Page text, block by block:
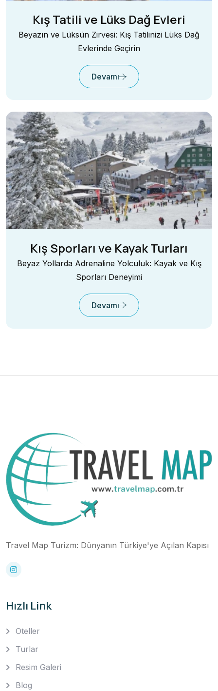
Kış Tatili ve Lüks Dağ Evleri
Beyazın ve Lüksün Zirvesi: Kış Tatilinizi Lüks Dağ
Evlerinde Geçirin
Devamı
Kış Sporları ve Kayak Turları
Beyaz Yollarda Adrenaline Yolculuk: Kayak ve Kış
Sporları Deneyimi
Devamı
Travel Map Turizm: Dünyanın Türkiye'ye Açılan Kapısı
Hızlı Link
Oteller
Turlar
Resim Galeri
Blog